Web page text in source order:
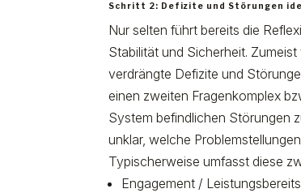
Schritt 2: Defizite und Störungen
Nur selten führt bereits die
Stabilität und Sicherheit.
verdrängte Defizite und
einen zweiten Fragenkomplex
System befindlichen Störungen
unklar, welche
Typischerweise umfasst diese
Engagement /